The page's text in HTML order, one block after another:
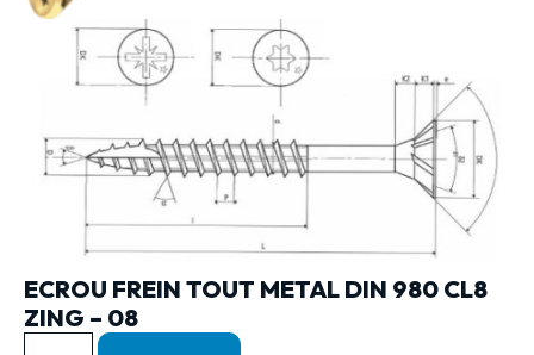
ECROU FREIN TOUT METAL DIN 980 CL8
ZING – 08